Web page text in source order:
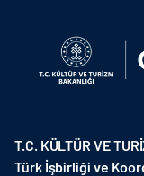
T.C. KÜLTÜR VE
Türk İşbirliği ve